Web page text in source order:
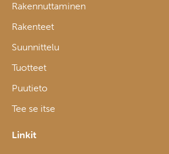
Rakennuttaminen
Rakenteet
Suunnittelu
Tuotteet
Puutieto
Tee se itse
Linkit